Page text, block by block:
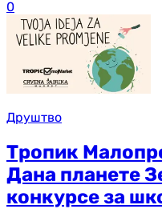
0
Друштво
Тропик
Дана планете
конкурсе за